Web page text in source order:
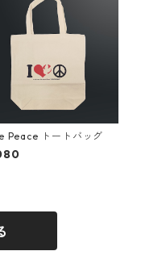
Peace トートバッグ